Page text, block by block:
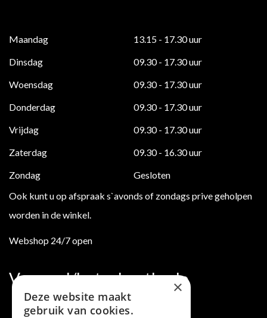
Maandag
13.15 - 17.30 uur
Dinsdag
09.30 - 17.30 uur
Woensdag
09.30 - 17.30 uur
Donderdag
09.30 - 17.30 uur
Vrijdag
09.30 - 17.30 uur
Zaterdag
09.30 - 16.30 uur
Zondag
Gesloten
Ook kunt u op afspraak s`avonds of zondags prive geholpen
worden in de winkel.
Webshop 24/7 open
Verzend/betaalmethode
×
Deze website maakt
gebruik van cookies.